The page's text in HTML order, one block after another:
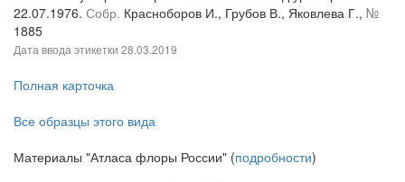
22.07.1976. Собр. Красноборов И., Грубов В., Яковлева Г., №
1885
Дата ввода этикетки 28.03.2019
Полная карточка
Все образцы этого вида
Материалы "Атласа флоры России" (подробности)